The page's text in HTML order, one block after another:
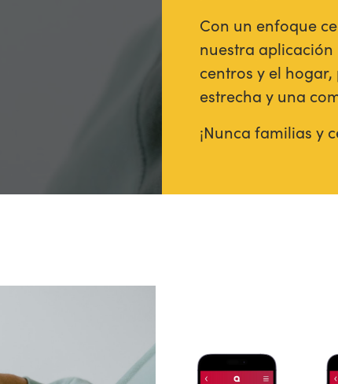
Con un enfoque
nuestra
centros y el
estrecha y una
¡Nunca familias y